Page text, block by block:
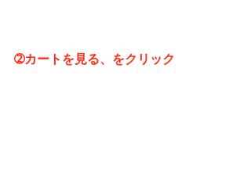
➁カートを見る、をクリック